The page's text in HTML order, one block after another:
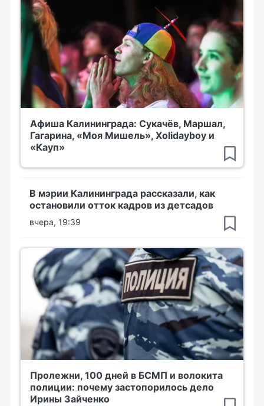
Афиша Калининграда: Сукачёв, Маршал,
Гагарина, «Моя Мишель», Xolidayboy и
«Кауп»
В мэрии Калининграда рассказали, как
остановили отток кадров из детсадов
вчера, 19:39
Пролежни, 100 дней в БСМП и волокита
полиции: почему застопорилось дело
Ирины Зайченко